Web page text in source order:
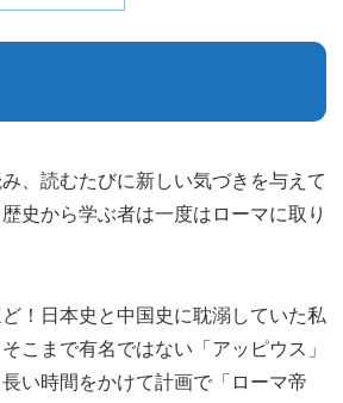
、読むたびに新しい気づきを与えて
史から学ぶ者は一度はローマに取り
！日本史と中国史に耽溺していた私
こまで有名ではない「アッピウス」
い時間をかけて計画で「ローマ帝